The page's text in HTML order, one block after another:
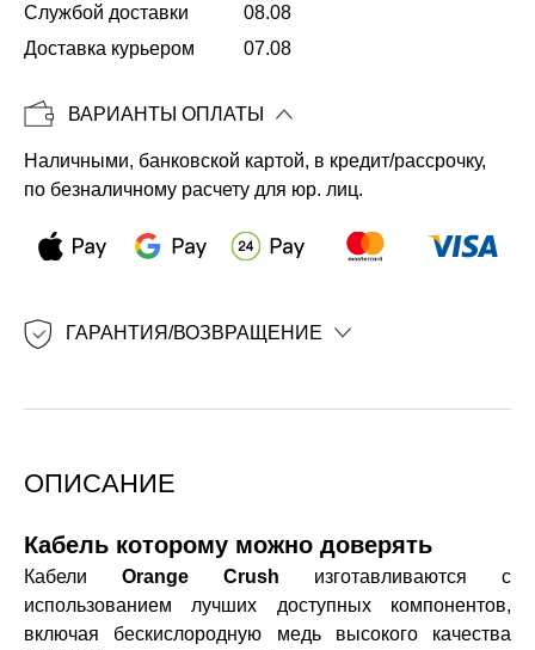
Копировать
Службой доставки
08.08
Доставка курьером
07.08
ВАРИАНТЫ ОПЛАТЫ
Наличными, банковской картой, в кредит/рассрочку,
по безналичному расчету для юр. лиц.
ГАРАНТИЯ/ВОЗВРАЩЕНИЕ
ОПИСАНИЕ
Кабель которому можно доверять
Кабели Orange Crush изготавливаются с
использованием лучших доступных компонентов,
включая бескислородную медь высокого качества